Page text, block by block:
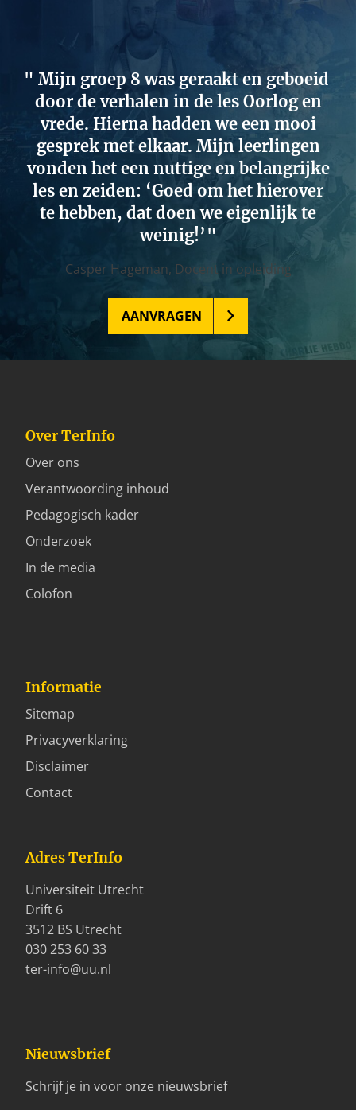
Mijn groep 8 was geraakt en geboeid
door de verhalen in de les Oorlog en
vrede. Hierna hadden we een mooi
gesprek met elkaar. Mijn leerlingen
vonden het een nuttige en belangrijke
les en zeiden: ‘Goed om het hierover
te hebben, dat doen we eigenlijk te
weinig!’
Casper Hageman, Docent in opleiding
AANVRAGEN
Over TerInfo
Over ons
Verantwoording inhoud
Pedagogisch kader
Onderzoek
In de media
Colofon
Informatie
Sitemap
Privacyverklaring
Disclaimer
Contact
Adres TerInfo
Universiteit Utrecht
Drift 6
3512 BS Utrecht
030 253 60 33
ter-info@uu.nl
Nieuwsbrief
Schrijf je in voor onze nieuwsbrief